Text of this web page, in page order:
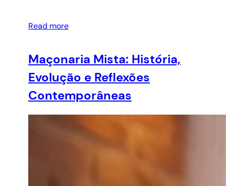
Read more
Maçonaria Mista: História,
Evolução e Reflexões
Contemporâneas